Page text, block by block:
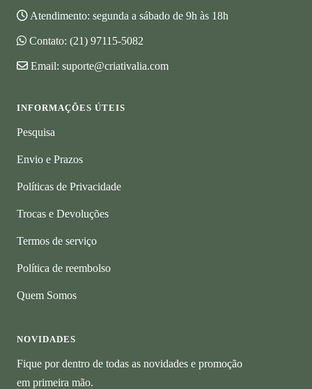
Atendimento: segunda a sábado de 9h às 18h
Contato: (21) 97115-5082
Email: suporte@criativalia.com
INFORMAÇÕES ÚTEIS
Pesquisa
Envio e Prazos
Políticas de Privacidade
Trocas e Devoluções
Termos de serviço
Política de reembolso
Quem Somos
NOVIDADES
Fique por dentro de todas as novidades e promoção
em primeira mão.